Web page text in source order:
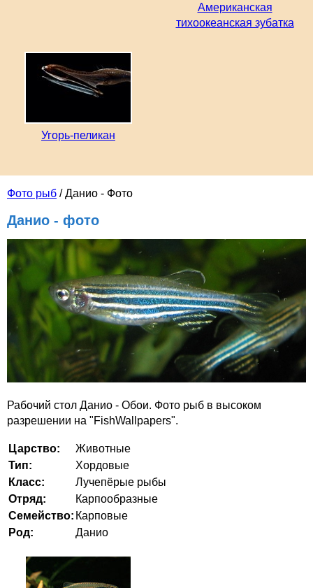
Фото рыб / Данио - Фото
Данио - фото
Рабочий стол Данио - Обои. Фото рыб в высоком
разрешении на "FishWallpapers".
Царство:
Животные
Тип:
Хордовые
Класс:
Лучепёрые рыбы
Отряд:
Карпообразные
Семейство: Карповые
Род:
Данио
Американская
тихоокеанская зубатка
Угорь-пеликан